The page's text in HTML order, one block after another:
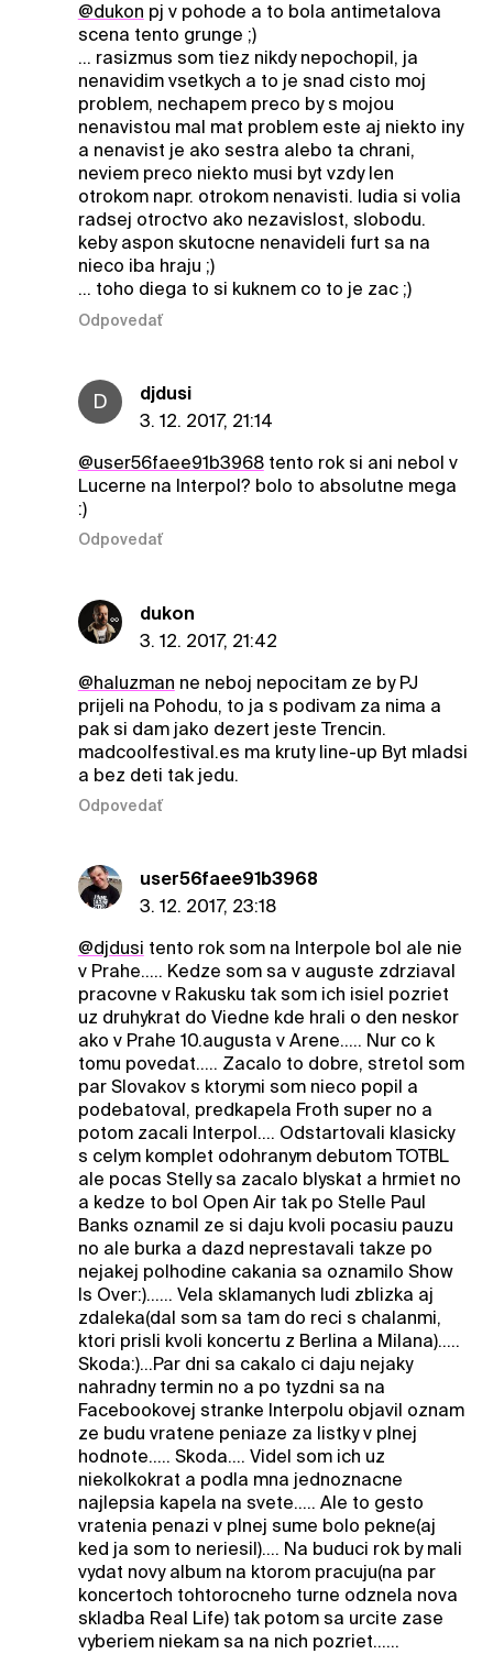
@dukon pj v pohode a to bola antimetalova
scena tento grunge ;)
... rasizmus som tiez nikdy nepochopil, ja
nenavidim vsetkych a to je snad cisto moj
problem, nechapem preco by s mojou
nenavistou mal mat problem este aj niekto iny
a nenavist je ako sestra alebo ta chrani,
neviem preco niekto musi byt vzdy len
otrokom napr. otrokom nenavisti. ludia si volia
radsej otroctvo ako nezavislost, slobodu.
keby aspon skutocne nenavideli furt sa na
nieco iba hraju ;)
... toho diega to si kuknem co to je zac ;)
Odpovedať
D
djdusi
3. 12. 2017, 21:14
@user56faee91b3968tento rok si ani nebol v
Lucerne na Interpol? bolo to absolutne mega
:)
Odpovedať
dukon
3. 12. 2017, 21:42
@haluzman ne neboj nepocitam ze by PJ
prijeli na Pohodu, to ja s podivam za nima a
pak si dam jako dezert jeste Trencin.
madcoolfestival.es ma kruty line-up Byt mladsi
a bez deti tak jedu.
Odpovedať
user56faee91b3968
3. 12. 2017, 23:18
@djdusi tento rok som na Interpole bol ale nie
v Prahe..... Kedze som sa v auguste zdrziaval
pracovne v Rakusku tak som ich isiel pozriet
uz druhykrat do Viedne kde hrali o den neskor
ako v Prahe 10.augusta v Arene..... Nur co k
tomu povedat..... Zacalo to dobre, stretol som
par Slovakov s ktorymi som nieco popil a
podebatoval, predkapela Froth super no a
potom zacali Interpol.... Odstartovali klasicky
s celym komplet odohranym debutom TOTBL
ale pocas Stelly sa zacalo blyskat a hrmiet no
a kedze to bol Open Air tak po Stelle Paul
Banks oznamil ze si daju kvoli pocasiu pauzu
no ale burka a dazd neprestavali takze po
nejakej polhodine cakania sa oznamilo Show
Is Over:)...... Vela sklamanych ludi zblizka aj
zdaleka(dal som sa tam do reci s chalanmi,
ktori prisli kvoli koncertu z Berlina a Milana).....
Skoda:)...Par dni sa cakalo ci daju nejaky
nahradny termin no a po tyzdni sa na
Facebookovej stranke Interpolu objavil oznam
ze budu vratene peniaze za listky v plnej
hodnote..... Skoda.... Videl som ich uz
niekolkokrat a podla mna jednoznacne
najlepsia kapela na svete..... Ale to gesto
vratenia penazi v plnej sume bolo pekne(aj
ked ja som to neriesil).... Na buduci rok by mali
vydat novy album na ktorom pracuju(na par
koncertoch tohtorocneho turne odznela nova
skladba Real Life) tak potom sa urcite zase
vyberiem niekam sa na nich pozriet......